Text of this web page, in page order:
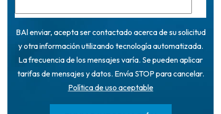
BAl enviar, acepta ser contactado acerca de su solicitud
y otra información utilizando tecnología automatizada.
La frecuencia de los mensajes varía. Se pueden aplicar
tarifas de mensajes y datos. Envía STOP para cancelar.
Política de uso aceptable